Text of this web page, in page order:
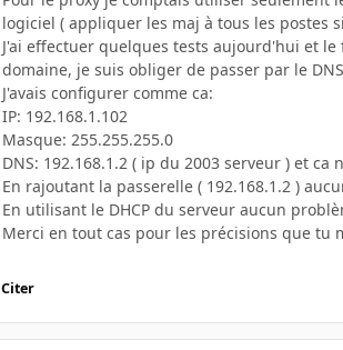
logiciel ( appliquer les maj à tous les postes
J'ai effectuer quelques tests aujourd'hui et
domaine, je suis obliger de passer par le
J'avais configurer comme ca:
IP: 192.168.1.102
Masque: 255.255.255.0
DNS: 192.168.1.2 ( ip du 2003 serveur ) et
En rajoutant la passerelle ( 192.168.1.2 )
En utilisant le DHCP du serveur aucun
Merci en tout cas pour les précisions que tu
Citer